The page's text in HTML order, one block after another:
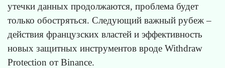
утечки данных продолжаются, проблема будет
только обостряться. Следующий важный рубеж –
действия французских властей и эффективность
новых защитных инструментов вроде Withdraw
Protection от Binance.